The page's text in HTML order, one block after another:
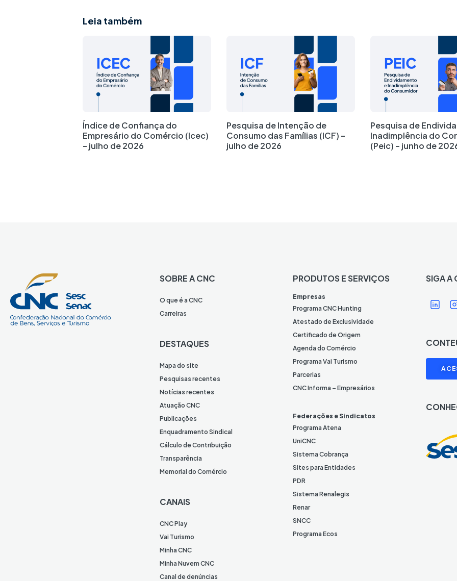
Leia também
Índice de Confiança do
Empresário do Comércio (Icec)
– julho de 2026
Pesquisa de Intenção de
Consumo das Famílias (ICF) –
julho de 2026
Pesquisa de
Inadimplência do
(Peic) – junho de
SOBRE A CNC
O que é a CNC
Carreiras
DESTAQUES
Mapa do site
Pesquisas recentes
Notícias recentes
Atuação CNC
Publicações
Enquadramento Sindical
Cálculo de Contribuição
Transparência
Memorial do Comércio
CANAIS
CNC Play
Vai Turismo
Minha CNC
Minha Nuvem CNC
Canal de denúncias
PRODUTOS E SERVIÇOS
Empresas
Programa CNC Hunting
Atestado de Exclusividade
Certificado de Origem
Agenda do Comércio
Programa Vai Turismo
Parcerias
CNC Informa – Empresários
Federações e Sindicatos
Programa Atena
UniCNC
Sistema Cobrança
Sites para Entidades
PDR
Sistema Renalegis
Renar
SNCC
Programa Ecos
SIGA A
Í
c
n
e
L
i
k
e
I
n
Í
I